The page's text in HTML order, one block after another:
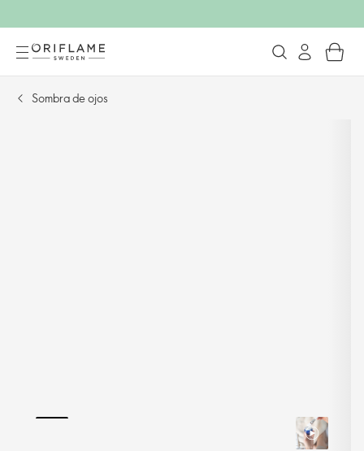
Sombra de ojos